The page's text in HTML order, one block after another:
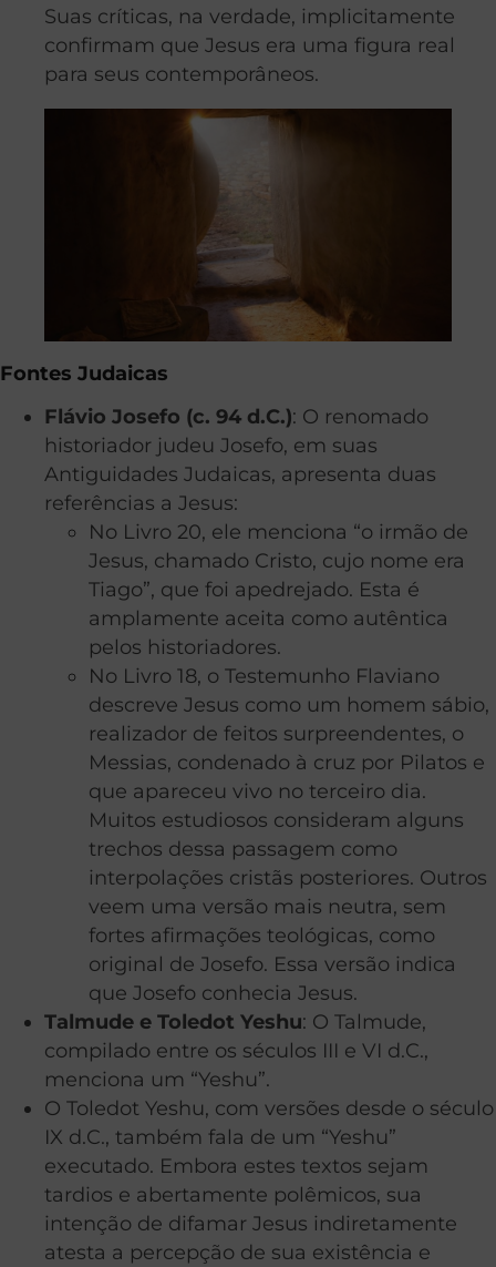
Suas críticas, na verdade, implicitamente
confirmam que Jesus era uma figura real
para seus contemporâneos.
Fontes Judaicas
Flávio Josefo (c. 94 d.C.): O renomado
historiador judeu Josefo, em suas
Antiguidades Judaicas, apresenta duas
referências a Jesus:
No Livro 20, ele menciona “o irmão de
Jesus, chamado Cristo, cujo nome era
Tiago”, que foi apedrejado. Esta é
amplamente aceita como autêntica
pelos historiadores.
No Livro 18, o Testemunho Flaviano
descreve Jesus como um homem sábio,
realizador de feitos surpreendentes, o
Messias, condenado à cruz por Pilatos e
que apareceu vivo no terceiro dia.
Muitos estudiosos consideram alguns
trechos dessa passagem como
interpolações cristãs posteriores. Outros
veem uma versão mais neutra, sem
fortes afirmações teológicas, como
original de Josefo. Essa versão indica
que Josefo conhecia Jesus.
Talmude e Toledot Yeshu: O Talmude,
compilado entre os séculos III e VI d.C.,
menciona um “Yeshu”.
O Toledot Yeshu, com versões desde o século
IX d.C., também fala de um “Yeshu”
executado. Embora estes textos sejam
tardios e abertamente polêmicos, sua
intenção de difamar Jesus indiretamente
atesta a percepção de sua existência e